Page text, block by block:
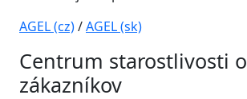
AGEL (cz)/AGEL (sk)
Centrum starostlivosti o
zákazníkov